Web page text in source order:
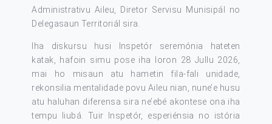
Administrativu Aileu, Diretor Servisu Munisipál no
Delegasaun Territoriál sira.
Iha diskursu husi Inspetór seremónia hateten
katak, hafoin simu pose iha loron 28 Jullu 2026,
mai ho misaun atu hametin fila-fali unidade,
rekonsilia mentalidade povu Aileu nian, nune’e husu
atu haluhan diferensa sira ne’ebé akontese ona iha
tempu liubá. Tuir Inspetór, esperiénsia no istória